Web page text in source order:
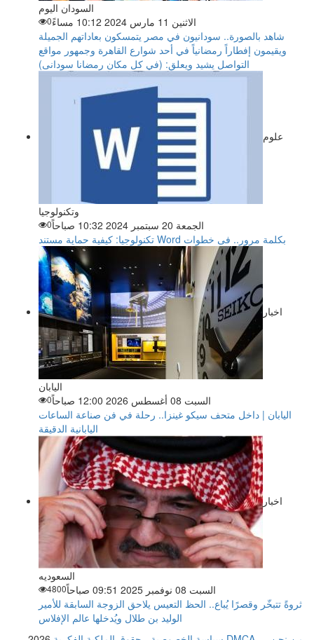
السودان اليوم
الاثنين 11 مارس 2024 10:12 مساءً
0
شاهد بالصورة.. سودانيون في مصر يتمسكون بعاداتهم الجميلة
ويقيمون إفطاراً رمضانياً في أحد شوارع القاهرة وجمهور مواقع
التواصل يشيد ويعلق: (في كل مكان رمضانا سودانى)
علوم
وتكنولوجيا
الجمعة 20 سبتمبر 2024 10:32 صباحاً
0
تكنولوجيا: كيفية حماية مستند Word بكلمة مرور.. فى خطوات
اخبار
اليابان
السبت 08 أغسطس 2026 12:00 صباحاً
0
اليابان | داخل متحف سيكو غينزا.. رحلة في فن صناعة الساعات
اليابانية الدقيقة
اخبار
السعوديه
السبت 08 نوفمبر 2025 09:51 صباحاً
4800
ثروةً تتبخّر وقصرًا يُباع.. الحظ التعيس يلاحق الزوجة السابقة للأمير
الوليد بن طلال ويُدخلها عالم الإفلاس